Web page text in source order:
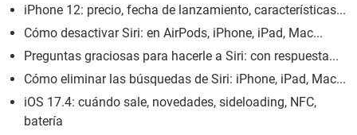
iPhone 12: precio, fecha de lanzamiento, características...
Cómo desactivar Siri: en AirPods, iPhone, iPad, Mac...
Preguntas graciosas para hacerle a Siri: con respuesta...
Cómo eliminar las búsquedas de Siri: iPhone, iPad, Mac...
iOS 17.4: cuándo sale, novedades, sideloading, NFC,
batería